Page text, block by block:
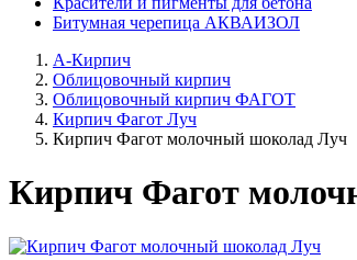
Битумная черепица АКВАИЗОЛ
А-Кирпич
Облицовочный кирпич
Облицовочный кирпич ФАГОТ
Кирпич Фагот Луч
Кирпич Фагот молочный шоколад Луч
Кирпич Фагот